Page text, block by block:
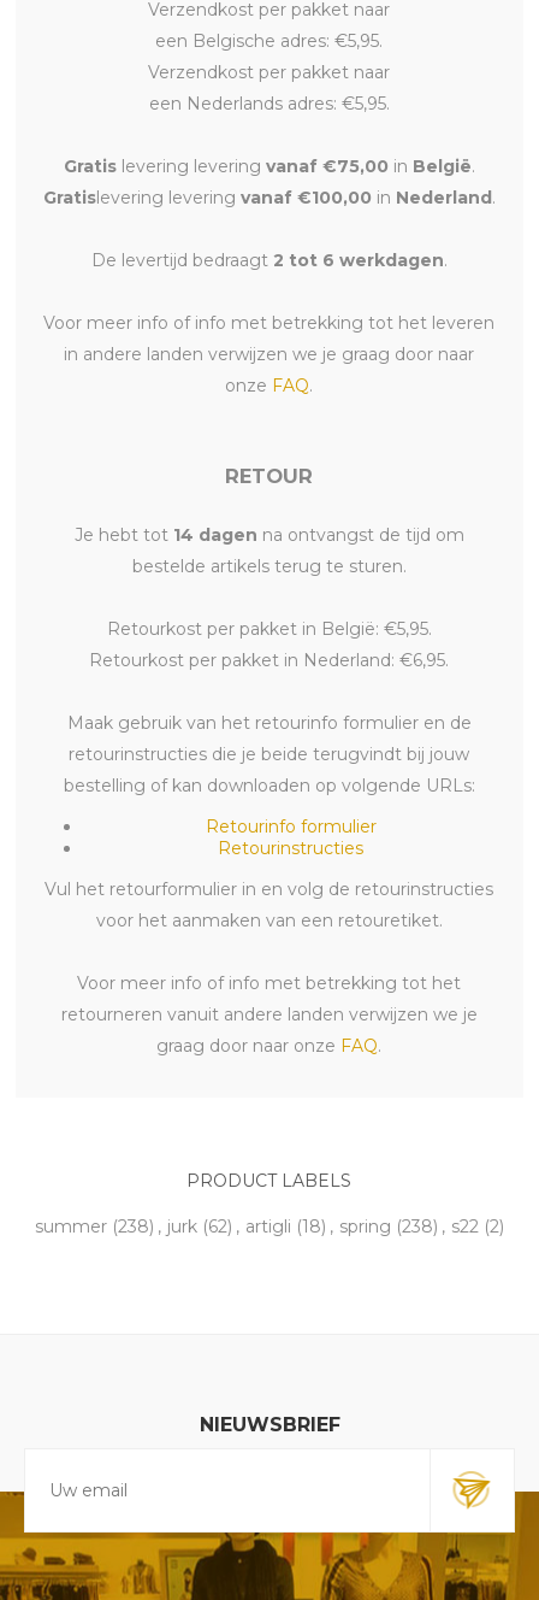
Verzendkost per pakket naar
een Belgische adres: €5,95.
Verzendkost per pakket naar
een Nederlands adres: €5,95.
Gratislevering levering vanaf €75,00 in België.
Gratislevering levering vanaf €100,00 in Nederland.
De levertijd bedraagt 2 tot 6 werkdagen.
Voor meer info of info met betrekking tot het leveren
in andere landen verwijzen we je graag door naar
onze FAQ.
RETOUR
Je hebt tot 14 dagen na ontvangst de tijd om
bestelde artikels terug te sturen.
Retourkost per pakket in België: €5,95.
Retourkost per pakket in Nederland: €6,95.
Maak gebruik van het retourinfo formulier en de
retourinstructies die je beide terugvindt bij jouw
bestelling of kan downloaden op volgende URLs:
Retourinfo formulier
Retourinstructies
Vul het retourformulier in en volg de retourinstructies
voor het aanmaken van een retouretiket.
Voor meer info of info met betrekking tot het
retourneren vanuit andere landen verwijzen we je
graag door naar onze FAQ.
PRODUCT LABELS
summer (238) , jurk (62) , artigli (18) , spring (238) , s22 (2)
NIEUWSBRIEF